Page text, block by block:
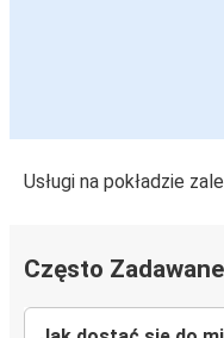
Usługi na pokładzie
Często